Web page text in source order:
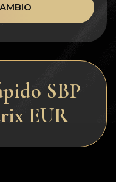
SBP
EUR